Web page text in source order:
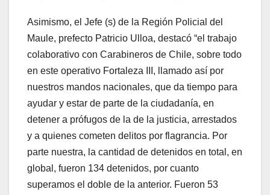
Asimismo, el Jefe (s) de la Región Policial del
Maule, prefecto Patricio Ulloa, destacó “el trabajo
colaborativo con Carabineros de Chile, sobre todo
en este operativo Fortaleza III, llamado así por
nuestros mandos nacionales, que da tiempo para
ayudar y estar de parte de la ciudadanía, en
detener a prófugos de la de la justicia, arrestados
y a quienes cometen delitos por flagrancia. Por
parte nuestra, la cantidad de detenidos en total, en
global, fueron 134 detenidos, por cuanto
superamos el doble de la anterior. Fueron 53